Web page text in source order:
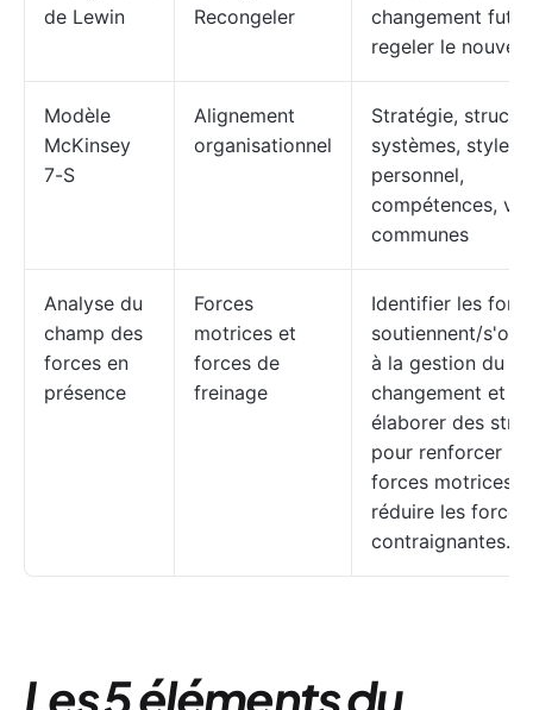
de Lewin
Recongeler
changement
regeler le nouvel
Modèle
McKinsey
7-S
Alignement
organisationnel
Stratégie,
systèmes, style,
personnel,
compétences,
communes
Analyse du
champ des
forces en
présence
Forces
motrices et
forces de
freinage
Identifier les
soutiennent/
à la gestion du
changement et
élaborer des
pour renforcer les
forces motrices
réduire les forces
contraignantes.
Les 5 éléments du